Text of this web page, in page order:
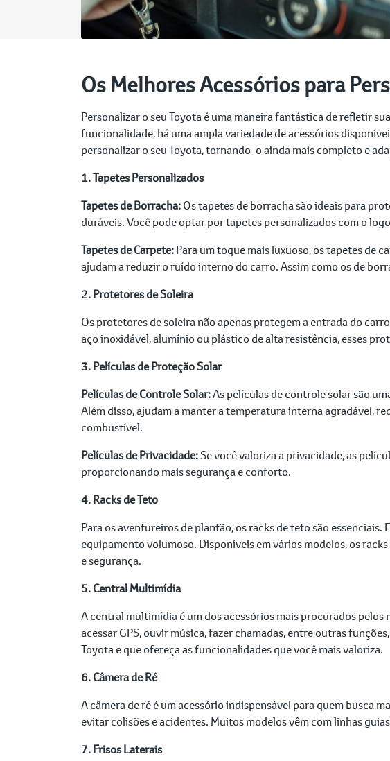
Os Melhores Acessórios para
Personalizar o seu Toyota é uma maneira fantástica de refletir
funcionalidade, há uma ampla variedade de acessórios
personalizar o seu Toyota, tornando-o ainda mais completo e
1. Tapetes Personalizados
Tapetes de Borracha:Os tapetes de borracha são ideais para
duráveis. Você pode optar por tapetes personalizados com o
Tapetes de Carpete:Para um toque mais luxuoso, os tapetes de
ajudam a reduzir o ruído interno do carro. Assim como os de
2. Protetores de Soleira
Os protetores de soleira não apenas protegem a entrada do
aço inoxidável, alumínio ou plástico de alta resistência, esses
3. Películas de Proteção Solar
Películas de Controle Solar:As películas de controle solar são
Além disso, ajudam a manter a temperatura interna agradável,
combustível.
Películas de Privacidade:Se você valoriza a privacidade, as
proporcionando mais segurança e conforto.
4. Racks de Teto
Para os aventureiros de plantão, os racks de teto são
equipamento volumoso. Disponíveis em vários modelos, os
e segurança.
5. Central Multimídia
A central multimídia é um dos acessórios mais procurados
acessar GPS, ouvir música, fazer chamadas, entre outras
Toyota e que ofereça as funcionalidades que você mais valoriza.
6. Câmera de Ré
A câmera de ré é um acessório indispensável para quem busca
evitar colisões e acidentes. Muitos modelos vêm com linhas
7. Frisos Laterais